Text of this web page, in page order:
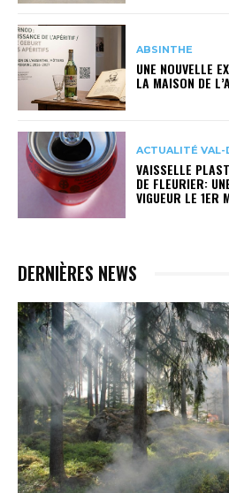
ABSINTHE
UNE NOUVELLE
LA MAISON DE
ACTUALITÉ VAL-
VAISSELLE
DE FLEURIER:
VIGUEUR LE 1ER
DERNIÈRES NEWS